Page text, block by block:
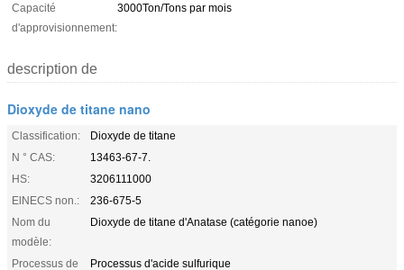
Capacité
d'approvisionnement:
3000Ton/Tons par mois
description de
Dioxyde de titane nano
Classification:
Dioxyde de titane
N ° CAS:
13463-67-7.
HS:
3206111000
ElNECS non.:
236-675-5
Nom du
modèle:
Dioxyde de titane d'Anatase (catégorie nanoe)
Processus de
Processus d'acide sulfurique